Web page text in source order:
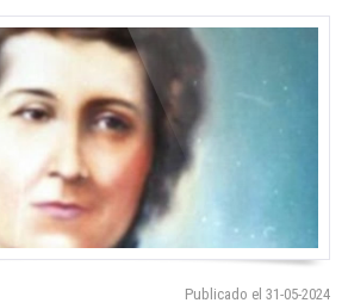
Publicado el 31-05-2024